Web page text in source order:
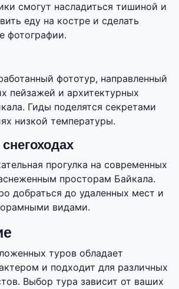
смогут насладиться тишиной и
еду на костре и сделать
фотографии.
фототур, направленный
пейзажей и архитектурных
Гиды поделятся секретами
низкой температуры.
прогулка на современных
просторам Байкала.
добраться до удаленных мест и
видами.
туров обладает
и подходит для различных
Выбор тура зависит от ваших